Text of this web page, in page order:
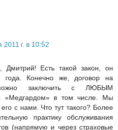
г. в 10:52
Есть такой закон, он
года. Конечно же, договор на
можно заключить с ЛЮБЫМ
«Медгардом» в том числе. Мы
с нами. Что тут такого? Более
практику обслуживания
(напрямую и через страховые